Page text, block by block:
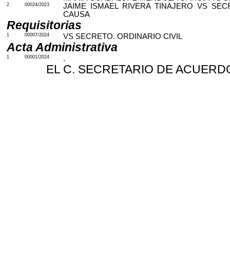
2 00024/2023
JAIME ISMAEL RIVERA TINAJERO VS
CAUSA
Requisitorias
1 00007/2024 VS SECRETO. ORDINARIO CIVIL
Acta Administrativa
1 00001/2024 .
EL C. SECRETARIO DE